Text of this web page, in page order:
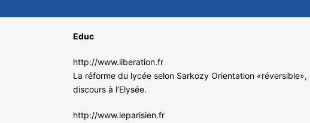
Educ
http://www.liberation.fr
La réforme du lycée selon Sarkozy Orientation
discours à l’Elysée.
http://www.leparisien.fr